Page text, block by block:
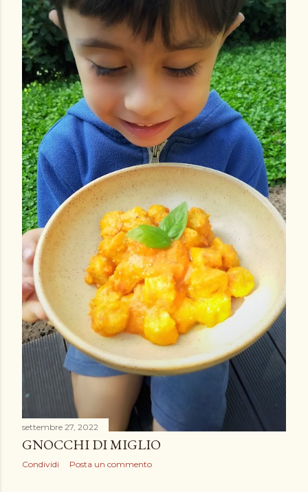
settembre 27, 2022
GNOCCHI DI MIGLIO
Condividi Posta un commento